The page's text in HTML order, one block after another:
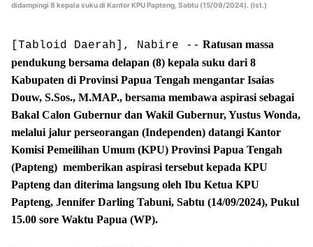
didampingi 8 kepala suku di Kantor KPU Papteng, Sabtu (15/09/2024). (Ist.)
[Tabloid Daerah], Nabire -- Ratusan massa
pendukung bersama delapan (8) kepala suku dari 8
Kabupaten di Provinsi Papua Tengah mengantar Isaias
Douw, S.Sos., M.MAP., bersama membawa aspirasi sebagai
Bakal Calon Gubernur dan Wakil Gubernur, Yustus Wonda,
melalui jalur perseorangan (Independen) datangi Kantor
Komisi Pemeilihan Umum (KPU) Provinsi Papua Tengah
(Papteng) memberikan aspirasi tersebut kepada KPU
Papteng dan diterima langsung oleh Ibu Ketua KPU
Papteng, Jennifer Darling Tabuni, Sabtu (14/09/2024), Pukul
15.00 sore Waktu Papua (WP).